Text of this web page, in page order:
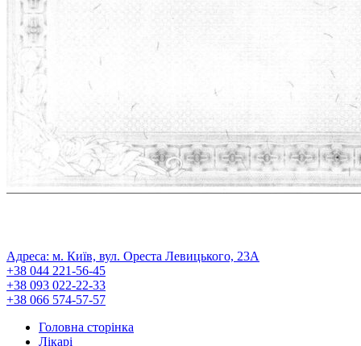
Адреса: м. Київ, вул. Ореста Левицького, 23А
+38 044 221-56-45
+38 093 022-22-33
+38 066 574-57-57
Головна сторінка
Лікарі